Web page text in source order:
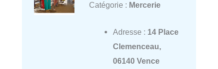
Catégorie : Mercerie
Adresse : 14 Place
Clemenceau,
06140 Vence